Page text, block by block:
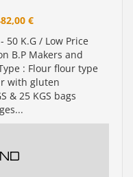
€
50 K.G / Low Price
B.P Makers and
: Flour flour type
with gluten
& 25 KGS bags